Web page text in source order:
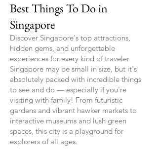
Best Things To Do in
Singapore
Discover Singapore's top attractions,
hidden gems, and unforgettable
experiences for every kind of traveler
Singapore may be small in size, but it's
absolutely packed with incredible things
to see and do — especially if you're
visiting with family! From futuristic
gardens and vibrant hawker markets to
interactive museums and lush green
spaces, this city is a playground for
explorers of all ages.